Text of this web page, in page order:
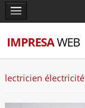
IMPRESAWEB
lectricien électricité